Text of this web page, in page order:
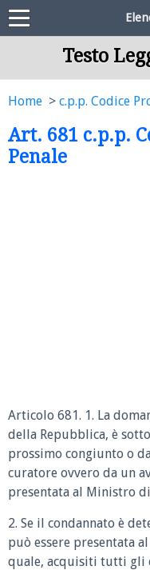
Testo
Home c.p.p. Codice
Art. 681 c.p.p.
Penale
Articolo 681. 1. La
della Repubblica, è
prossimo congiunto o
curatore ovvero da un
presentata al Ministro
2. Se il condannato è
può essere presentata
quale, acquisiti tutti gli